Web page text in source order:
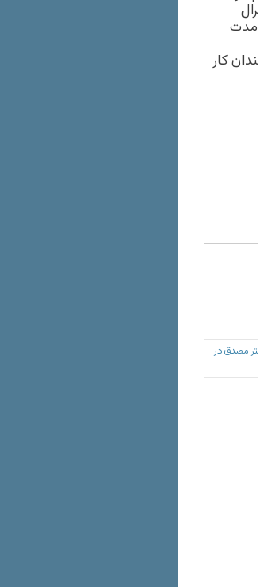
مدت
موجب تشویق من شد. ولی برای مواد امتحانی سال ۱۹۰۹-۱۹۱۰ چندان کار
مصدق در